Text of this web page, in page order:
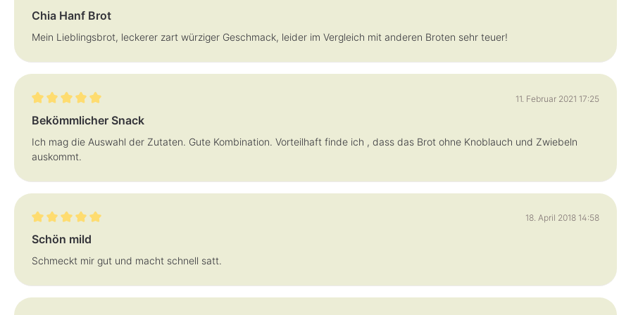
Bewertung mit 4 von 5 Sternen
Chia Hanf Brot
Mein Lieblingsbrot, leckerer zart würziger Geschmack, leider im Vergleich mit anderen Broten sehr teuer!
Bewertung mit 5 von 5 Sternen
11. Februar 2021 17:25
Bekömmlicher Snack
Ich mag die Auswahl der Zutaten. Gute Kombination. Vorteilhaft finde ich , dass das Brot ohne Knoblauch und Zwiebeln
auskommt.
Bewertung mit 5 von 5 Sternen
18. April 2018 14:58
Schön mild
Schmeckt mir gut und macht schnell satt.